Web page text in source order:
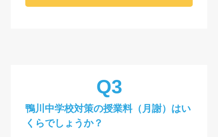
鴨川中学校対策の授業料（月謝）はい
くらでしょうか？